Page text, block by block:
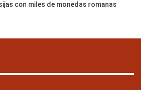
con miles de monedas romanas